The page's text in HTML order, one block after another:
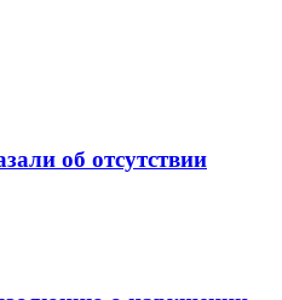
об отсутствии